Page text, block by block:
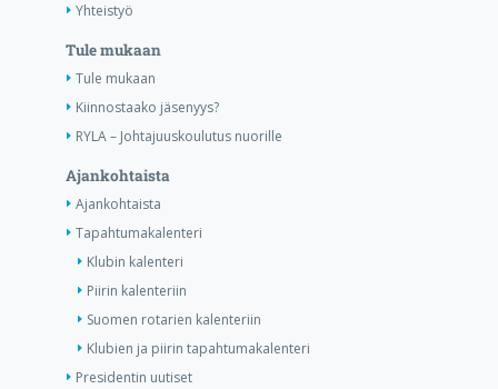
Yhteistyö
Tule mukaan
Tule mukaan
Kiinnostaako jäsenyys?
RYLA – Johtajuuskoulutus nuorille
Ajankohtaista
Ajankohtaista
Tapahtumakalenteri
Klubin kalenteri
Piirin kalenteriin
Suomen rotarien kalenteriin
Klubien ja piirin tapahtumakalenteri
Presidentin uutiset